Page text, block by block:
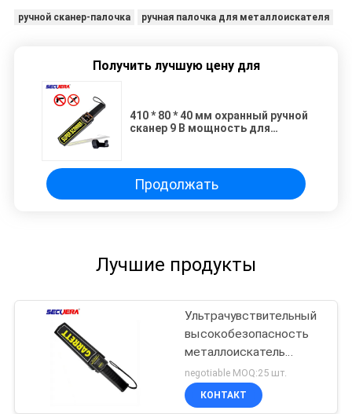
ручной сканер-палочка ручная палочка для металлоискателя
Получить лучшую цену для
410 * 80 * 40 мм охранный ручной
сканер 9 В мощность для
Продолжать
Лучшие продукты
Ультрачувствительный
высокобезопасность
металлоискатель
Палочка с одной
кнопкой Работа ручной
металлоискатель для
negotiable MOQ:25 шт.
КОНТАКТ